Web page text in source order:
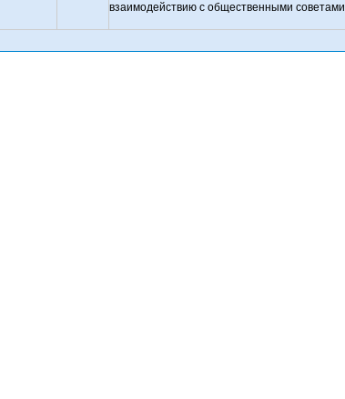
взаимодействию с общественными советами